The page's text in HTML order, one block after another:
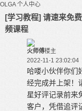
OLGA 个人中心
[学习教程] 请速来免
频课程
火师傅楼主
2022-11-1 23:02:04
哈喽小伙伴你们
经完成并上架！
星好评记录前来
客户，凭借追评